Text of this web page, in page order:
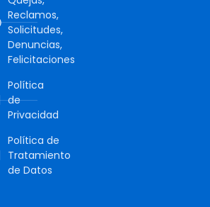
Reclamos,
Solicitudes,
Denuncias,
Felicitaciones
Política
de
Privacidad
Política de
Tratamiento
de Datos